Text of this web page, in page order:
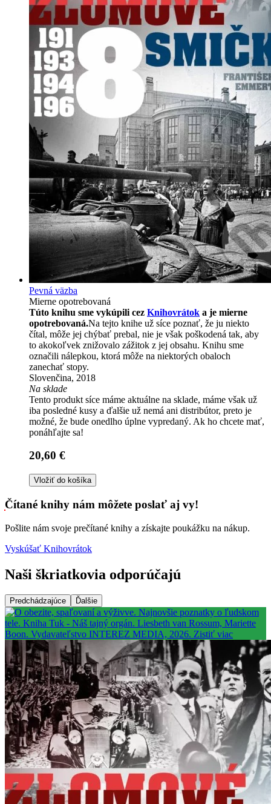
Pevná väzba
Mierne opotrebovaná
Túto knihu sme vykúpili cez Knihovrátok a je mierne
opotrebovaná.Na tejto knihe už síce poznať, že ju niekto
čítal, môže jej chýbať prebal, nie je však poškodená tak, aby
to akokoľvek znižovalo zážitok z jej obsahu. Knihu sme
označili nálepkou, ktorá môže na niektorých obaloch
zanechať stopy.
Slovenčina, 2018
Na sklade
Tento produkt síce máme aktuálne na sklade, máme však už
iba posledné kusy a ďalšie už nemá ani distribútor, preto je
možné, že bude onedlho úplne vypredaný. Ak ho chcete mať,
ponáhľajte sa!
20,60 €
Vložiť do košíka
Čítané knihy nám môžete poslať aj vy!
Pošlite nám svoje prečítané knihy a získajte poukážku na nákup.
Vyskúšať Knihovrátok
Naši škriatkovia odporúčajú
Predchádzajúce Ďalšie